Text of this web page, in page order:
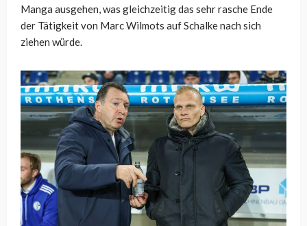
Manga ausgehen, was gleichzeitig das sehr rasche Ende
der Tätigkeit von Marc Wilmots auf Schalke nach sich
ziehen würde.